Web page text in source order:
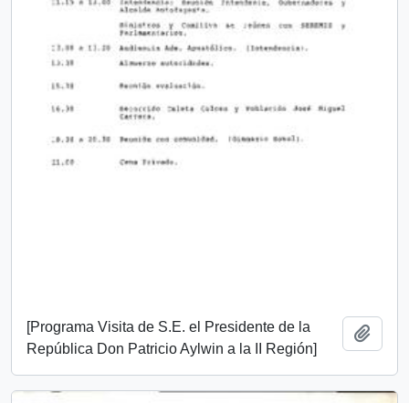
[Programa Visita de S.E. el Presidente de la
República Don Patricio Aylwin a la II Región]